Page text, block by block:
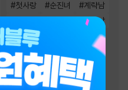
#첫사랑 #순진녀 #계략남
절륜남
#직진남
#능력남
#
상처녀
고수위
#왕족/귀족 #집착남